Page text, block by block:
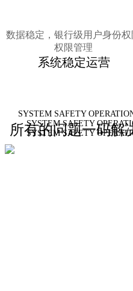
数据稳定，银行级用户身份权
权限管理
系统稳定运营
SYSTEM SAFETY
SYSTEM SAFETY
SYSTEM SAFETY
所有的问题一码解